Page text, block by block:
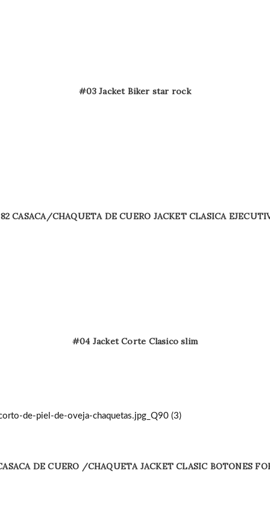
#03 Jacket Biker star rock
CASACA/CHAQUETA DE CUERO JACKET CLASICA
#04 Jacket Corte Clasico slim
DE CUERO /CHAQUETA JACKET CLASIC BOTONES